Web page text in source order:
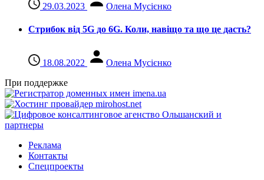
29.03.2023 Олена Мусієнко
Стрибок від 5G до 6G. Коли, навіщо та що це даcть?
18.08.2022
Олена Мусієнко
При поддержке
Реклама
Контакты
Спецпроекты